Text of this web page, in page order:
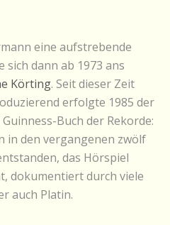
eine aufstrebende
dann ab 1973 ans
Körting. Seit dieser Zeit
erfolgte 1985 der
Buch der Rekorde:
in den vergangenen zwölf
das Hörspiel
dokumentiert durch viele
auch Platin.